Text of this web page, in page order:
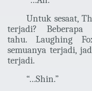
Untuk sesaat,
terjadi?
tahu. Laughing
semuanya terjadi,
terjadi.
“…Shin.”